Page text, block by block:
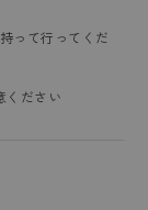
って行ってくだ
ください